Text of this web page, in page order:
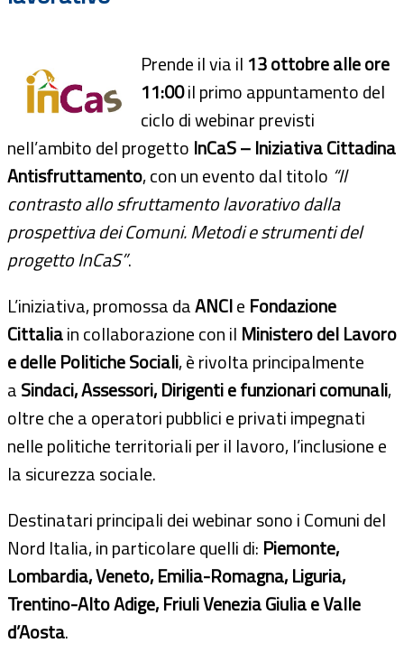
Prende il via il 13 ottobre alle ore
11:00il primo appuntamento del
ciclo di webinar previsti
nell’ambito del progetto InCaS – Iniziativa Cittadina
Antisfruttamento, con un evento dal titolo “Il
contrasto allo sfruttamento lavorativo dalla
prospettiva dei Comuni. Metodi e strumenti del
progetto InCaS”.
L’iniziativa, promossa daANCIe Fondazione
Cittaliain collaborazione con il Ministero del Lavoro
e delle Politiche Sociali, è rivolta principalmente
aSindaci, Assessori, Dirigenti e funzionari comunali,
oltre che a operatori pubblici e privati impegnati
nelle politiche territoriali per il lavoro, l’inclusione e
la sicurezza sociale.
Destinatari principali dei webinar sono i Comuni del
Nord Italia, in particolare quelli di: Piemonte,
Lombardia, Veneto, Emilia-Romagna, Liguria,
Trentino-Alto Adige, Friuli Venezia Giulia e Valle
d’Aosta.